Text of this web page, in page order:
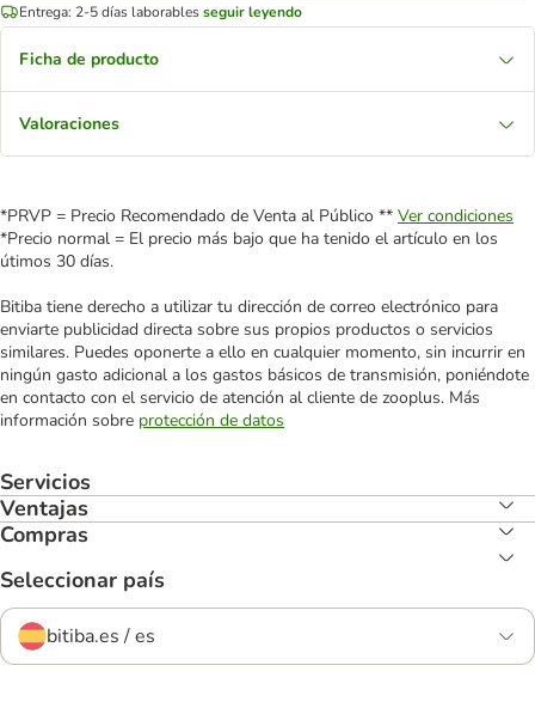
Entrega: 2-5 días laborablesseguir leyendo
Ficha de producto
Valoraciones
*PRVP = Precio Recomendado de Venta al Público ** Ver condiciones
*Precio normal = El precio más bajo que ha tenido el artículo en los
útimos 30 días.
Bitiba tiene derecho a utilizar tu dirección de correo electrónico para
enviarte publicidad directa sobre sus propios productos o servicios
similares. Puedes oponerte a ello en cualquier momento, sin incurrir en
ningún gasto adicional a los gastos básicos de transmisión, poniéndote
en contacto con el servicio de atención al cliente de zooplus. Más
información sobre protección de datos
Servicios
Ventajas
Compras
Seleccionar país
bitiba.es / es